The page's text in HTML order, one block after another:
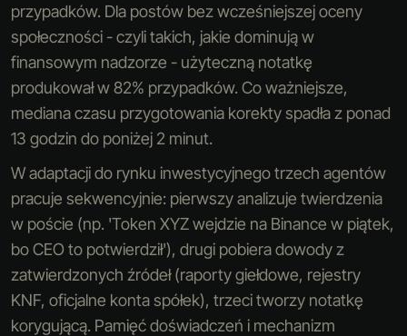
przypadków. Dla postów bez wcześniejszej oceny
społeczności - czyli takich, jakie dominują w
finansowym nadzorze - użyteczną notatkę
produkował w 82% przypadków. Co ważniejsze,
mediana czasu przygotowania korekty spadła z ponad
13 godzin do poniżej 2 minut.
W adaptacji do rynku inwestycyjnego trzech agentów
pracuje sekwencyjnie: pierwszy analizuje twierdzenia
w poście (np. 'Token XYZ wejdzie na Binance w piątek,
bo CEO to potwierdził'), drugi pobiera dowody z
zatwierdzonych źródeł (raporty giełdowe, rejestry
KNF, oficjalne konta spółek), trzeci tworzy notatkę
korygującą. Pamięć doświadczeń i mechanizm